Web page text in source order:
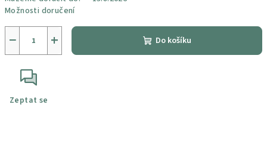
Možnosti doručení
+
− Do košíku
Zeptat se